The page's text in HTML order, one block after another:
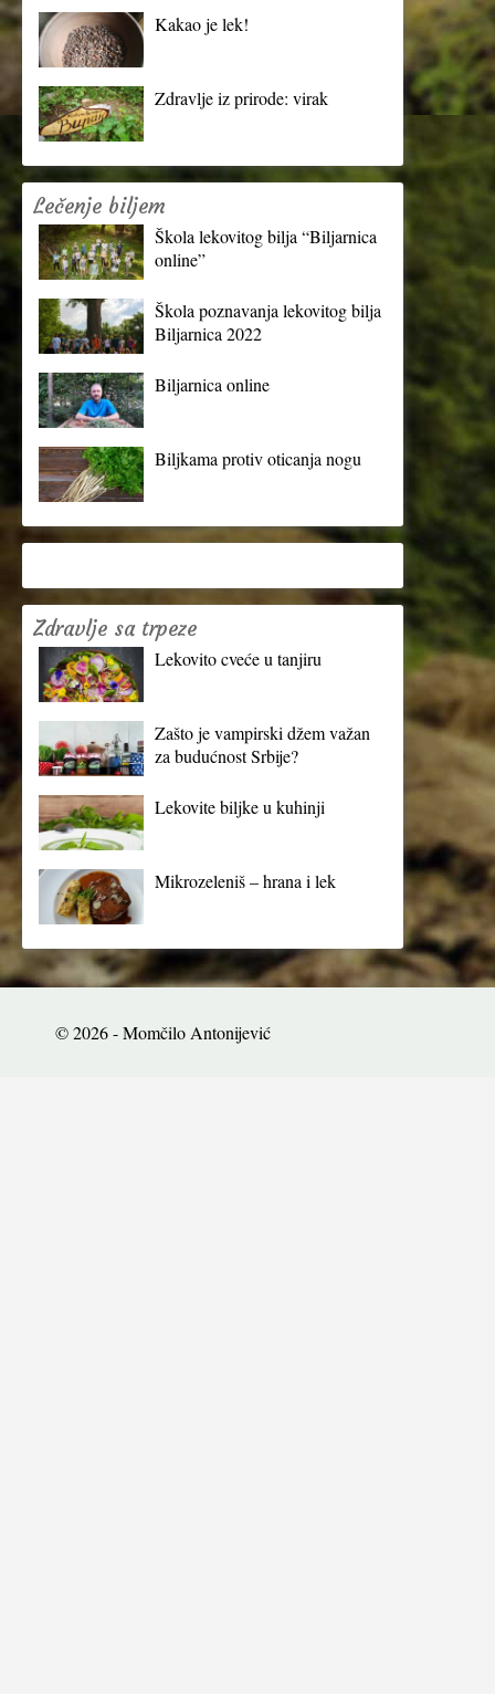
Kakao je lek!
Zdravlje iz prirode: virak
Lečenje biljem
Škola lekovitog bilja “Biljarnica
online”
Škola poznavanja lekovitog bilja
Biljarnica 2022
Biljarnica online
Biljkama protiv oticanja nogu
Zdravlje sa trpeze
Lekovito cveće u tanjiru
Zašto je vampirski džem važan
za budućnost Srbije?
Lekovite biljke u kuhinji
Mikrozeleniš – hrana i lek
© 2026 - Momčilo Antonijević